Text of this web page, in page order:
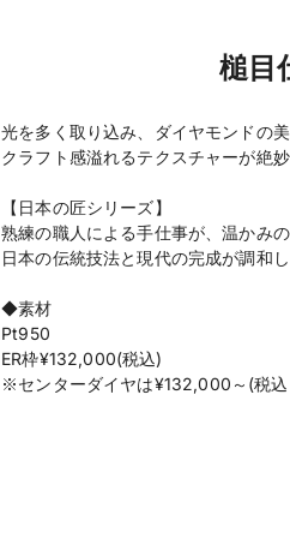
槌目
光を多く取り込み、ダイヤモンドの
クラフト感溢れるテクスチャーが絶
【日本の匠シリーズ】
熟練の職人による手仕事が、温かみ
日本の伝統技法と現代の完成が調和
◆素材
Pt950
ER枠¥132,000(税込)
※センターダイヤは¥132,000～(税